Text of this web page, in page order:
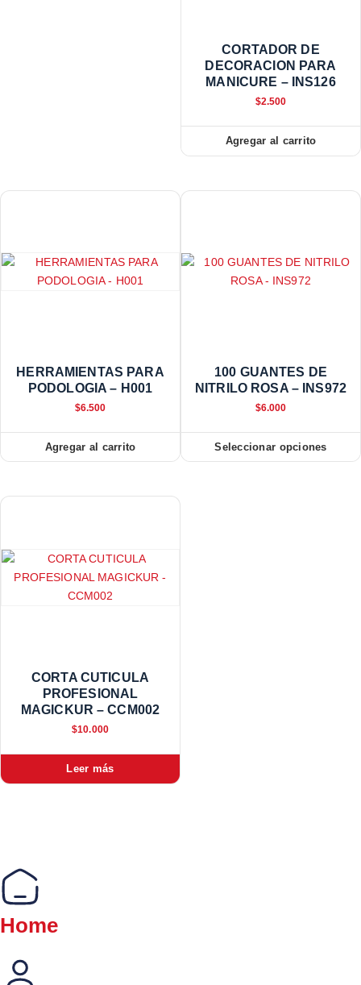
CORTADOR DE
DECORACION PARA
MANICURE – INS126
$2.500
Agregar al carrito
HERRAMIENTAS PARA
PODOLOGIA – H001
$6.500
Agregar al carrito
100 GUANTES DE
NITRILO ROSA – INS972
$6.000
Seleccionar opciones
CORTA CUTICULA
PROFESIONAL
MAGICKUR – CCM002
$10.000
Leer más
Home